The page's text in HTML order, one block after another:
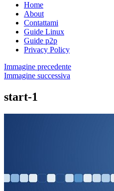
Home
About
Contattami
Guide Linux
Guide p2p
Privacy Policy
Immagine precedente
Immagine successiva
start-1